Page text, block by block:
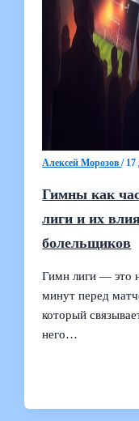
Алексей Морозов/ 17
Гимны как
лиги и их
болельщиков
Гимн лиги — это
минут перед
который
него…